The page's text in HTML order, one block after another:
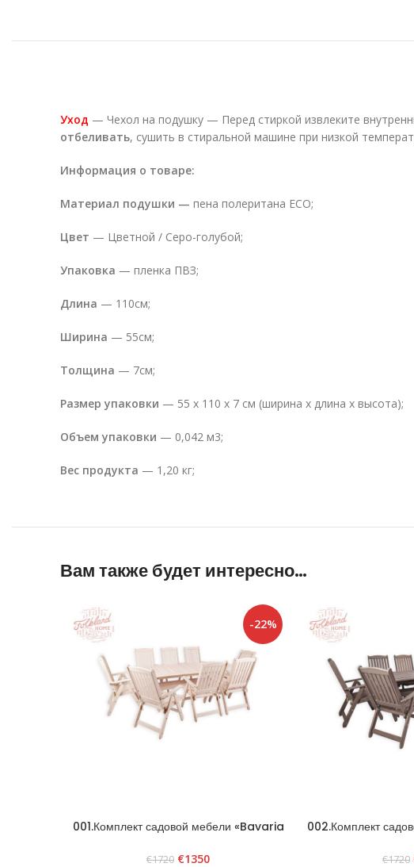
Уход — Чехол на подушку — Перед стиркой извлеките
отбеливать, сушить в стиральной машине при низкой
Информация о товаре:
Материал подушки — пена полеритана ECO;
Цвет — Цветной / Серо-голубой;
Упаковка — пленка ПВЗ;
Длина — 110см;
Ширина — 55см;
Толщина — 7см;
Размер упаковки — 55 х 110 х 7 см (ширина х длина х высота);
Объем упаковки — 0,042 м3;
Вес продукта — 1,20 кг;
Вам также будет интересно…
-22%
001.Комплект садовой мебели «Bavaria
€1720 €1350
002.Комплект
€1720